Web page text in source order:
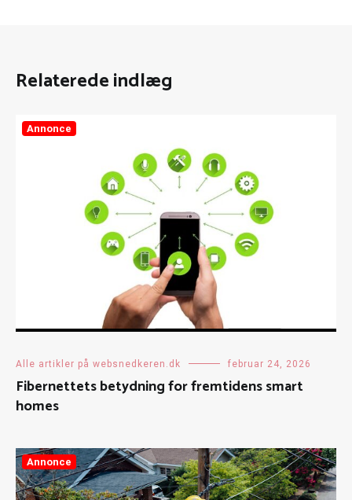
Relaterede indlæg
Annonce
Alle artikler på websnedkeren.dk februar 24, 2026
Fibernettets betydning for fremtidens smart
homes
Annonce